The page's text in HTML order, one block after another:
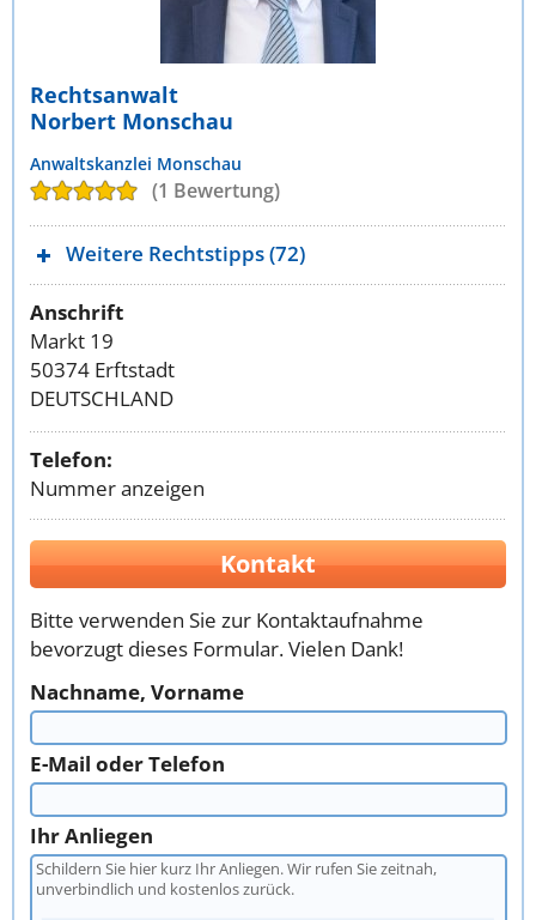
Rechtsanwalt
Norbert Monschau
Anwaltskanzlei Monschau
(1 Bewertung)
Weitere Rechtstipps (72)
Anschrift
Markt 19
50374 Erftstadt
DEUTSCHLAND
Telefon:
Nummer anzeigen
Kontakt
Bitte verwenden Sie zur Kontaktaufnahme
bevorzugt dieses Formular. Vielen Dank!
Nachname, Vorname
E-Mail oder Telefon
Ihr Anliegen